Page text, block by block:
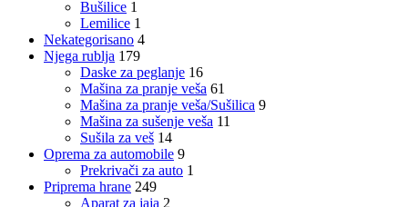
Bušilice 1
Lemilice 1
Nekategorisano 4
Njega rublja 179
Daske za peglanje 16
Mašina za pranje veša 61
Mašina za pranje veša/Sušilica 9
Mašina za sušenje veša 11
Sušila za veš 14
Oprema za automobile 9
Prekrivači za auto 1
Priprema hrane 249
Aparat za jaja 2